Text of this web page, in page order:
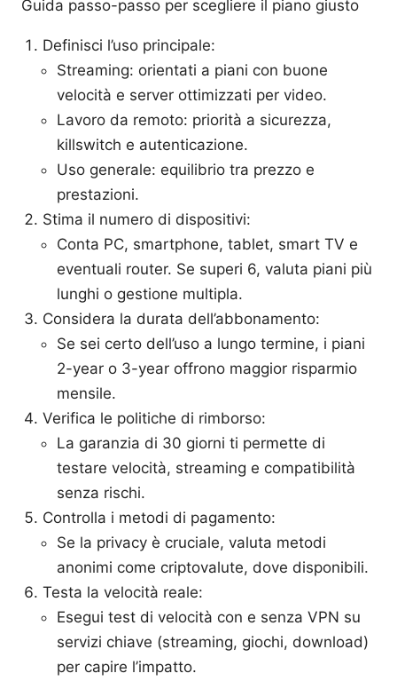
Guida passo-passo per scegliere il piano giusto
Definisci l’uso principale:
Streaming: orientati a piani con buone
velocità e server ottimizzati per video.
Lavoro da remoto: priorità a sicurezza,
killswitch e autenticazione.
Uso generale: equilibrio tra prezzo e
prestazioni.
Stima il numero di dispositivi:
Conta PC, smartphone, tablet, smart TV e
eventuali router. Se superi 6, valuta piani più
lunghi o gestione multipla.
Considera la durata dell’abbonamento:
Se sei certo dell’uso a lungo termine, i piani
2-year o 3-year offrono maggior risparmio
mensile.
Verifica le politiche di rimborso:
La garanzia di 30 giorni ti permette di
testare velocità, streaming e compatibilità
senza rischi.
Controlla i metodi di pagamento:
Se la privacy è cruciale, valuta metodi
anonimi come criptovalute, dove disponibili.
Testa la velocità reale:
Esegui test di velocità con e senza VPN su
servizi chiave (streaming, giochi, download)
per capire l’impatto.